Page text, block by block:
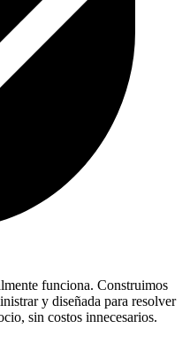
funciona. Construimos
y diseñada para resolver
sin costos innecesarios.